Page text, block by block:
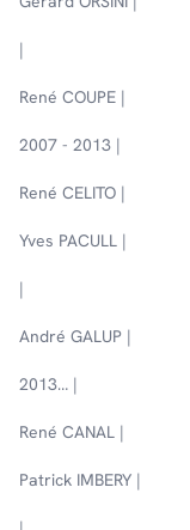
|
René COUPE |
2007 - 2013 |
René CELITO |
Yves PACULL |
|
André GALUP |
2013… |
René CANAL |
Patrick IMBERY |